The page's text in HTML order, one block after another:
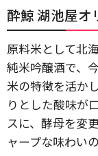
酔鯨 湖池屋オ
原料米として北
純米吟醸酒で、
米の特徴を活か
りとした酸味が
スに、酵母を変
ャープな味わい